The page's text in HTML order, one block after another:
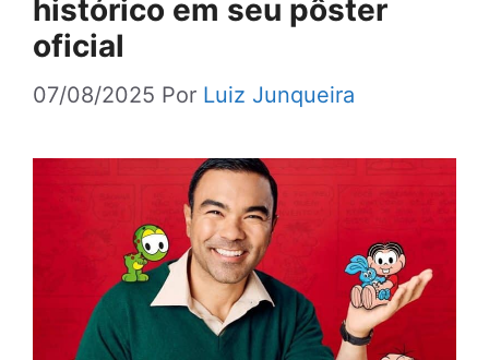
histórico em seu pôster
oficial
07/08/2025 Por Luiz Junqueira